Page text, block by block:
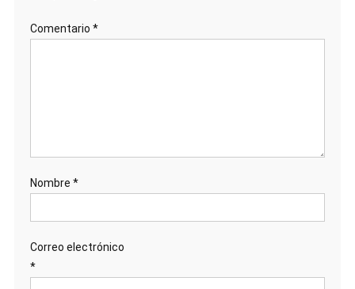
Comentario *
Nombre *
Correo electrónico
*